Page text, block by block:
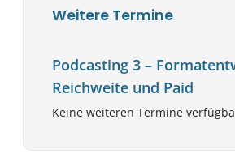
Weitere Termine
Podcasting 3 –
Reichweite und Paid
Keine weiteren Termine